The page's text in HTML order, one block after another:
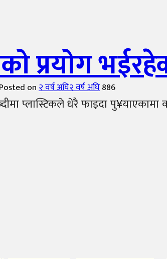
प्रयोग
Posted on२ वर्ष अघि२ वर्ष अघि886
प्लास्टिकले धेरै फाइदा पु¥याएकामा